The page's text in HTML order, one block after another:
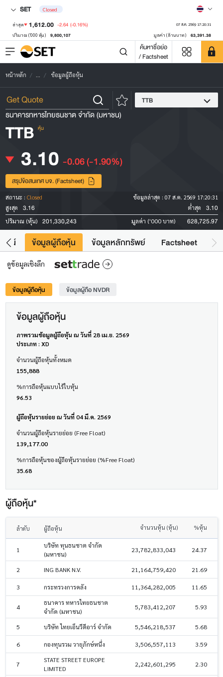
SET Closed
ล่าสุด 1,612.00 -2.64 (-0.16%) 07 ส.ค. 2569 17:20:31
ปริมาณ ('000 หุ้น) 9,800,107 มูลค่า (ล้านบาท) 63,391.38
ค้นหาชื่อย่อ
/ Factsheet
หน้าหลัก ... ข้อมูลผู้ถือหุ้น
TTB
ธนาคารทหารไทยธนชาต จำกัด (มหาชน)
TTB หุ้น
3.10 -0.06(-1.90%)
สรุปข้อสนเทศ บจ. (Factsheet)
สถานะ : Closed ข้อมูลล่าสุด : 07 ส.ค. 2569 17:20:31
สูงสุด
3.16 ต่ำสุด 3.10
ปริมาณ (หุ้น) 201,330,243 มูลค่า ('000 บาท) 628,725.97
ยชน์ ข้อมูลผู้ถือหุ้น ข้อมูลหลักทรัพย์ Factsheet
ดูข้อมูลเชิงลึก
ข้อมูลผู้ถือหุ้น ข้อมูลผู้ถือ NVDR
ข้อมูลผู้ถือหุ้น
ภาพรวมข้อมูลผู้ถือหุ้น ณ วันที่ 28 เม.ย. 2569
ประเภท : XD
จำนวนผู้ถือหุ้นทั้งหมด
155,888
%การถือหุ้นแบบไร้ใบหุ้น
96.53
ผู้ถือหุ้นรายย่อย ณ วันที่ 04 มี.ค. 2569
จำนวนผู้ถือหุ้นรายย่อย (Free Float)
139,177.00
%การถือหุ้นของผู้ถือหุ้นรายย่อย (%Free Float)
35.68
ผู้ถือหุ้น*
ลำดับ ผู้ถือหุ้น จำนวนหุ้น (หุ้น) %หุ้น
1
บริษัท ทุนธนชาต จำกัด
(มหาชน)
23,782,833,043 24.37
2 ING BANK N.V. 21,164,759,420 21.69
3 กระทรวงการคลัง 11,364,282,005 11.65
4
ธนาคาร ทหารไทยธนชาต
จำกัด (มหาชน)
5,783,412,207 5.93
5 บริษัท ไทยเอ็นวีดีอาร์ จำกัด 5,546,218,537 5.68
6 กองทุนรวม วายุภักษ์หนึ่ง 3,506,557,113 3.59
7
STATE STREET EUROPE
LIMITED
2,242,601,295 2.30